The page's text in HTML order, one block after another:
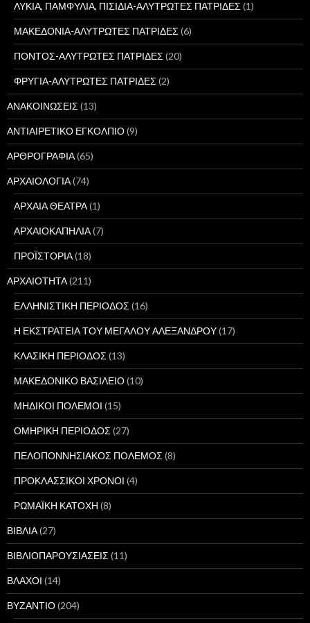
ΛΥΚΙΑ, ΠΑΜΦΥΛΙΑ, ΠΙΣΙΔΙΑ-ΑΛΥΤΡΩΤΕΣ ΠΑΤΡΙΔΕΣ (1)
ΜΑΚΕΔΟΝΙΑ-ΑΛΥΤΡΩΤΕΣ ΠΑΤΡΙΔΕΣ (6)
ΠΟΝΤΟΣ-ΑΛΥΤΡΩΤΕΣ ΠΑΤΡΙΔΕΣ (20)
ΦΡΥΓΙΑ-ΑΛΥΤΡΩΤΕΣ ΠΑΤΡΙΔΕΣ (2)
ΑΝΑΚΟΙΝΩΣΕΙΣ (13)
ΑΝΤΙΑΙΡΕΤΙΚΟ ΕΓΚΟΛΠΙΟ(9)
ΑΡΘΡΟΓΡΑΦΙΑ(65)
ΑΡΧΑΙΟΛΟΓΙΑ(74)
ΑΡΧΑΙΑ ΘΕΑΤΡΑ(1)
ΑΡΧΑΙΟΚΑΠΗΛΙΑ(7)
ΠΡΟΪΣΤΟΡΙΑ(18)
ΑΡΧΑΙΟΤΗΤΑ(211)
ΕΛΛΗΝΙΣΤΙΚΗ ΠΕΡΙΟΔΟΣ (16)
Η ΕΚΣΤΡΑΤΕΙΑ ΤΟΥ ΜΕΓΑΛΟΥ ΑΛΕΞΑΝΔΡΟΥ(17)
ΚΛΑΣΙΚΗ ΠΕΡΙΟΔΟΣ (13)
ΜΑΚΕΔΟΝΙΚΟ ΒΑΣΙΛΕΙΟ(10)
ΜΗΔΙΚΟΙ ΠΟΛΕΜΟΙ (15)
ΟΜΗΡΙΚΗ ΠΕΡΙΟΔΟΣ (27)
ΠΕΛΟΠΟΝΝΗΣΙΑΚΟΣ ΠΟΛΕΜΟΣ (8)
ΠΡΟΚΛΑΣΣΙΚΟΙ ΧΡΟΝΟΙ (4)
ΡΩΜΑΪΚΗ ΚΑΤΟΧΗ (8)
ΒΙΒΛΙΑ(27)
ΒΙΒΛΙΟΠΑΡΟΥΣΙΑΣΕΙΣ (11)
ΒΛΑΧΟΙ (14)
ΒΥΖΑΝΤΙΟ(204)